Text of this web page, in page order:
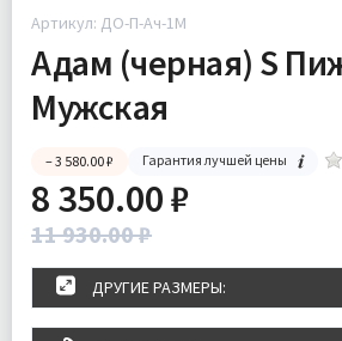
Артикул: ДО-П-Ач-1М
Адам (черная) S
Мужская
– 3 580.00 ₽ Гарантия лучшей цены
8 350.00 ₽
11 930.00 ₽
ДРУГИЕ РАЗМЕРЫ: